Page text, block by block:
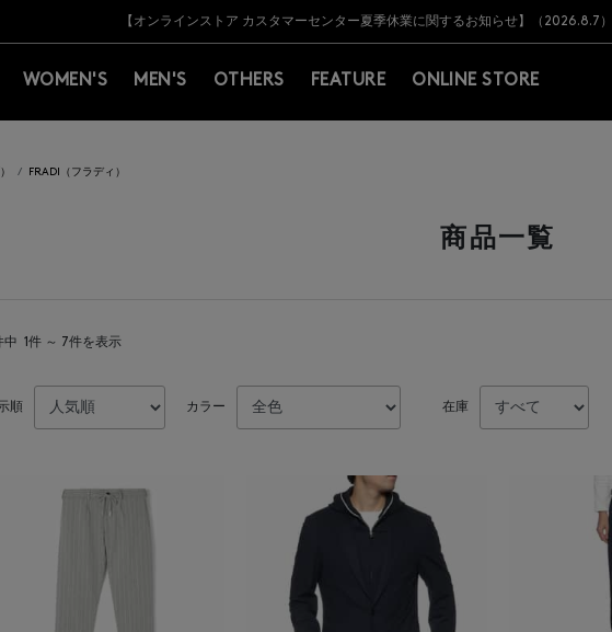
のお客様も対象！＜MY BARNEYS＞会員のお客様は11,000円（税込）以上のお買上げで常時送料無料
【夏季休業に伴う出荷一時停止のお知らせ】(2026.8.7)
【オンラインストア カスタマーセンター夏季休業に関するお知らせ】（2026.8.7）
【夏季休業に伴う返品・交換承り一時停止のお知らせ】（2026.8.5）
熊本県を中心とした地震の影響によるお荷物のお届けについて
【開催中】SUMMER SALEのご案内・ご注意事項
のお客様も対象！＜MY BARNEYS＞会員のお客様は11,000円（税込）以上のお買上げで常時送料無料
【夏季休業に伴う出荷一時停止のお知らせ】(2026.8.7)
WOMEN'S MEN'S OTHERS FEATURE ONLINE STORE
FRADI（フラディ）
商品一覧
中 1件 ～ 7件を表示
順 カラー 在庫